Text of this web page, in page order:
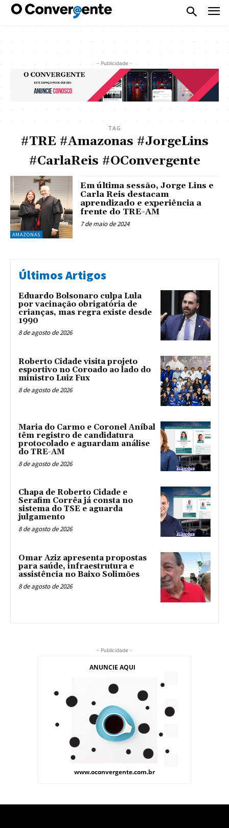
- Publicidade -
TAG
#TRE #Amazonas #JorgeLins
#CarlaReis #OConvergente
AMAZONAS
Em última sessão, Jorge Lins e
Carla Reis destacam
aprendizado e experiência a
frente do TRE-AM
7 de maio de 2024
Últimos Artigos
Eduardo Bolsonaro culpa Lula
por vacinação obrigatória de
crianças, mas regra existe desde
1990
8 de agosto de 2026
Roberto Cidade visita projeto
esportivo no Coroado ao lado do
ministro Luiz Fux
8 de agosto de 2026
Maria do Carmo e Coronel Aníbal
têm registro de candidatura
protocolado e aguardam análise
do TRE-AM
8 de agosto de 2026
Chapa de Roberto Cidade e
Serafim Corrêa já consta no
sistema do TSE e aguarda
julgamento
8 de agosto de 2026
Omar Aziz apresenta propostas
para saúde, infraestrutura e
assistência no Baixo Solimões
8 de agosto de 2026
- Publicidade -